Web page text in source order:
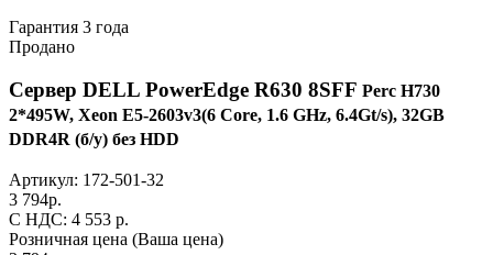
Гарантия 3 года
Продано
Сервер DELL PowerEdge R630 8SFF Perc H730
2*495W, Xeon E5-2603v3(6 Core, 1.6 GHz, 6.4Gt/s), 32GB
DDR4R (б/у) без HDD
Артикул: 172-501-32
3 794р.
C НДС: 4 553 р.
Розничная цена (Ваша цена)